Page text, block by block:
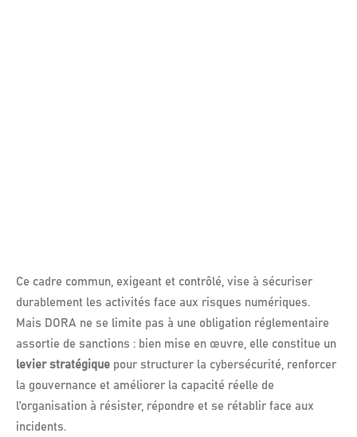
Ce cadre commun, exigeant et contrôlé, vise à sécuriser
durablement les activités face aux risques numériques.
Mais DORA ne se limite pas à une obligation réglementaire
assortie de sanctions : bien mise en œuvre, elle constitue un
levier stratégique pour structurer la cybersécurité, renforcer
la gouvernance et améliorer la capacité réelle de
l’organisation à résister, répondre et se rétablir face aux
incidents.